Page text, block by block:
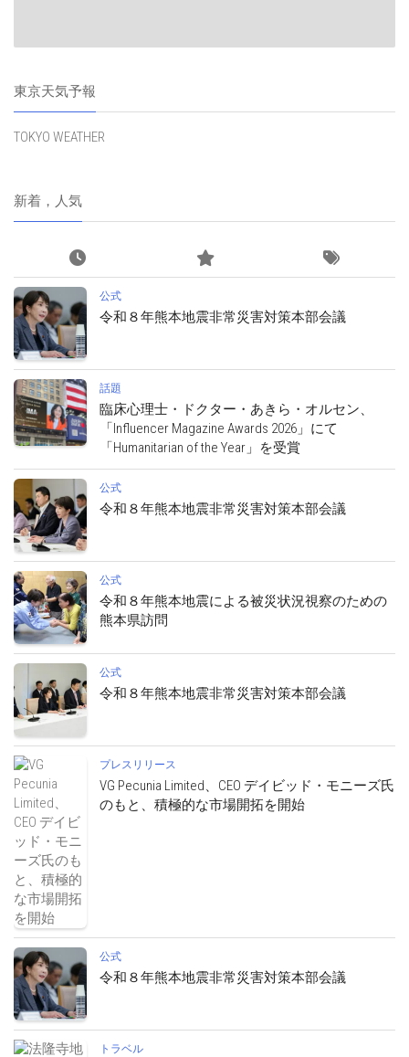
東京天気予報
TOKYO WEATHER
新着，人気
公式
令和８年熊本地震非常災害対策本部会議
話題
臨床心理士・ドクター・あきら・オルセン、
「Influencer Magazine Awards 2026」にて
「Humanitarian of the Year」を受賞
公式
令和８年熊本地震非常災害対策本部会議
公式
令和８年熊本地震による被災状況視察のための
熊本県訪問
公式
令和８年熊本地震非常災害対策本部会議
プレスリリース
VG Pecunia Limited、CEO デイビッド・モニーズ氏
のもと、積極的な市場開拓を開始
公式
令和８年熊本地震非常災害対策本部会議
トラベル